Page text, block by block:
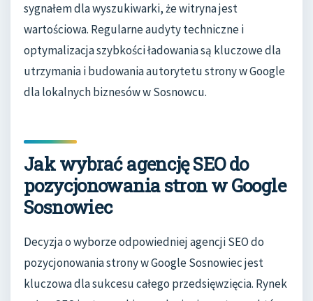
sygnałem dla wyszukiwarki, że witryna jest
wartościowa. Regularne audyty techniczne i
optymalizacja szybkości ładowania są kluczowe dla
utrzymania i budowania autorytetu strony w Google
dla lokalnych biznesów w Sosnowcu.
Jak wybrać agencję SEO do
pozycjonowania stron w Google
Sosnowiec
Decyzja o wyborze odpowiedniej agencji SEO do
pozycjonowania strony w Google Sosnowiec jest
kluczowa dla sukcesu całego przedsięwzięcia. Rynek